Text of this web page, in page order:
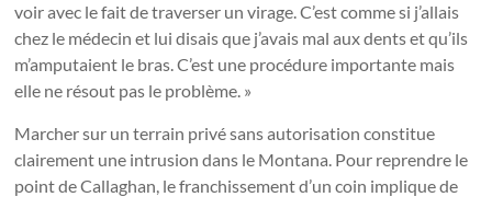
voir avec le fait de traverser un virage. C’est comme si j’allais
chez le médecin et lui disais que j’avais mal aux dents et qu’ils
m’amputaient le bras. C’est une procédure importante mais
elle ne résout pas le problème. »
Marcher sur un terrain privé sans autorisation constitue
clairement une intrusion dans le Montana. Pour reprendre le
point de Callaghan, le franchissement d’un coin implique de